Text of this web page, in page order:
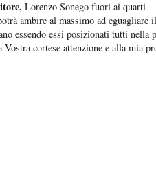
Lorenzo Sonego fuori ai quarti
ambire al massimo ad eguagliare
essendo essi posizionati tutti nella
cortese attenzione e alla mia